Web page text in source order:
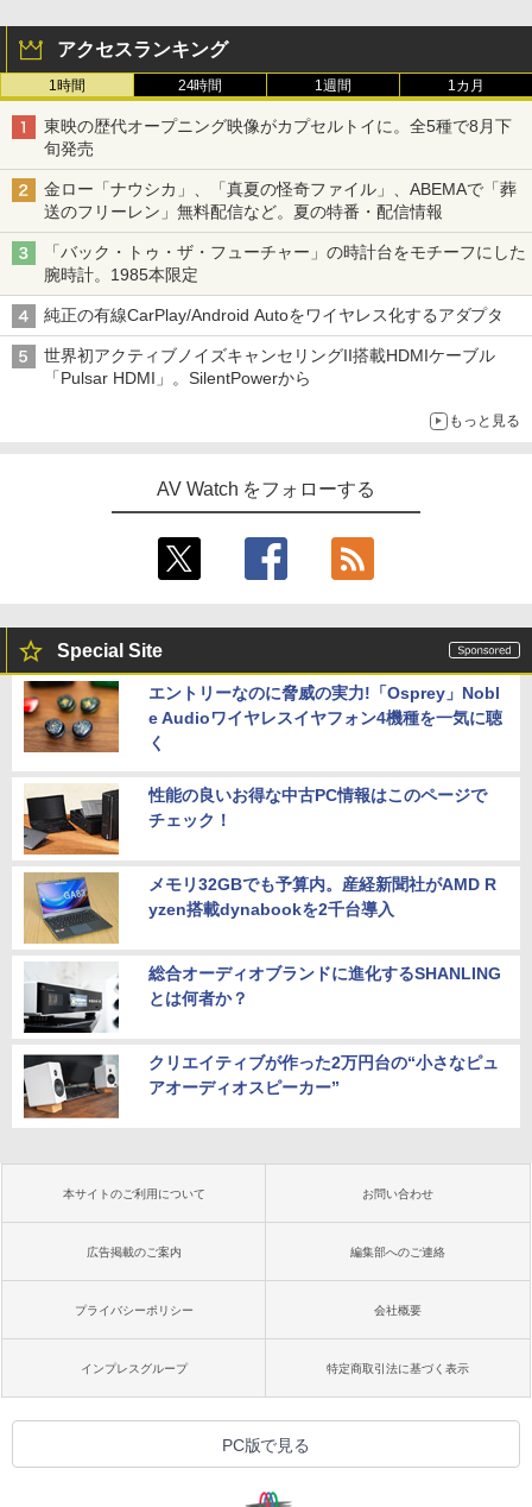
アクセスランキング
1時間 24時間 1週間 1カ月
東映の歴代オープニング映像がカプセルトイに。全5種で8月下
旬発売
金ロー「ナウシカ」、「真夏の怪奇ファイル」、ABEMAで「葬
送のフリーレン」無料配信など。夏の特番・配信情報
「バック・トゥ・ザ・フューチャー」の時計台をモチーフにした
腕時計。1985本限定
純正の有線CarPlay/Android Autoをワイヤレス化するアダプタ
世界初アクティブノイズキャンセリングII搭載HDMIケーブル
「Pulsar HDMI」。SilentPowerから
もっと見る
AV Watch をフォローする
Special Site
エントリーなのに脅威の実力!「Osprey」Nobl
e Audioワイヤレスイヤフォン4機種を一気に聴
く
性能の良いお得な中古PC情報はこのページで
チェック！
メモリ32GBでも予算内。産経新聞社がAMD R
yzen搭載dynabookを2千台導入
総合オーディオブランドに進化するSHANLING
とは何者か？
クリエイティブが作った2万円台の“小さなピュ
アオーディオスピーカー”
本サイトのご利用について お問い合わせ
広告掲載のご案内 編集部へのご連絡
プライバシーポリシー 会社概要
インプレスグループ 特定商取引法に基づく表示
PC版で見る